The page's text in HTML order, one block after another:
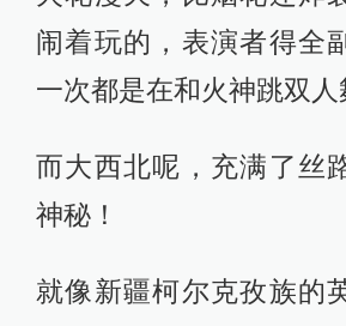
中华上下五千年，一口
传承至今的600多项非遗
更酷的是，它不只讲大
那几样。创作团队花了整